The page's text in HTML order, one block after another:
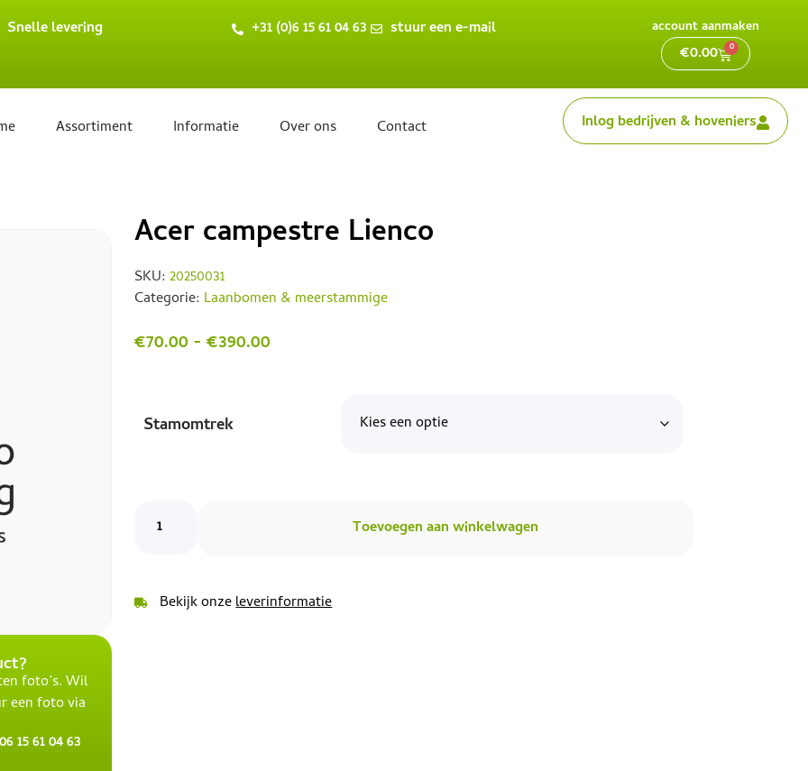
Snelle levering
+31 (0)6 15 61 04 63 stuur een e-mail account aanmaken
€0.00 0
Assortiment Informatie Over ons Contact Inlog bedrijven & hoveniers
foto’s. Wil
een foto via
15 61 04 63
Acer campestre Lienco
SKU:20250031
Categorie: Laanbomen & meerstammige
€70.00 - €390.00
Stamomtrek
Toevoegen aan winkelwagen
Bekijk onzeleverinformatie